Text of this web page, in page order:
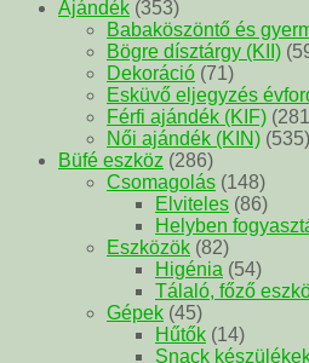
Ajándék (353)
Babaköszöntő és
Bögre dísztárgy (KII)
Dekoráció (71)
Esküvő eljegyzés
Férfi ajándék (KIF)
Női ajándék (KIN) (535)
Büfé eszköz (286)
Csomagolás (148)
Elviteles (86)
Helyben
Eszközök (82)
Higénia (54)
Tálaló, főző
Gépek (45)
Hűtők (14)
Snack